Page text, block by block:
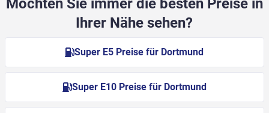
Möchten Sie immer die besten Preise in
Ihrer Nähe sehen?
Super E5 Preise für Dortmund
Super E10 Preise für Dortmund